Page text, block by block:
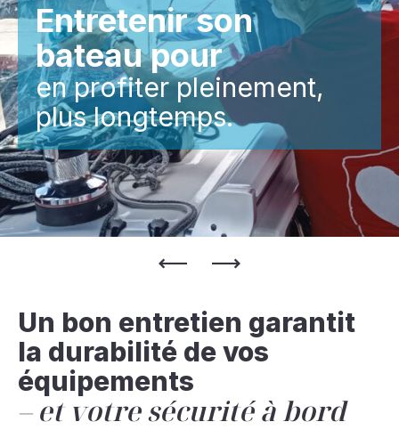
Entretenir son
bateau pour
en profiter pleinement,
plus longtemps.
Un bon entretien garantit
la durabilité de vos
équipements
et votre sécurité à bord